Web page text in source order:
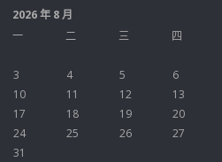
2026 年 8 月
一
二 三 四
3
4 5 6
10
11 12 13
17
18 19 20
24
25 26 27
31